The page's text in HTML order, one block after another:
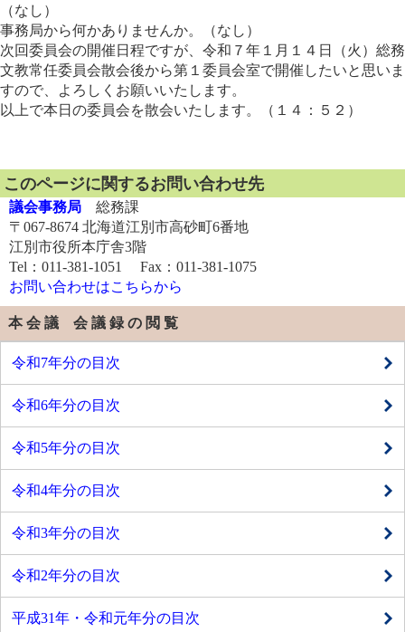
（なし）
事務局から何かありませんか。（なし）
次回委員会の開催日程ですが、令和７年１月１４日（火）総務
文教常任委員会散会後から第１委員会室で開催したいと思いま
すので、よろしくお願いいたします。
以上で本日の委員会を散会いたします。（１４：５２）
このページに関するお問い合わせ先
議会事務局 総務課
〒067-8674 北海道江別市高砂町6番地
江別市役所本庁舎3階
Tel：011-381-1051 Fax：011-381-1075
お問い合わせはこちらから
本 会 議 会 議 録 の 閲 覧
令和7年分の目次
令和6年分の目次
令和5年分の目次
令和4年分の目次
令和3年分の目次
令和2年分の目次
平成31年・令和元年分の目次